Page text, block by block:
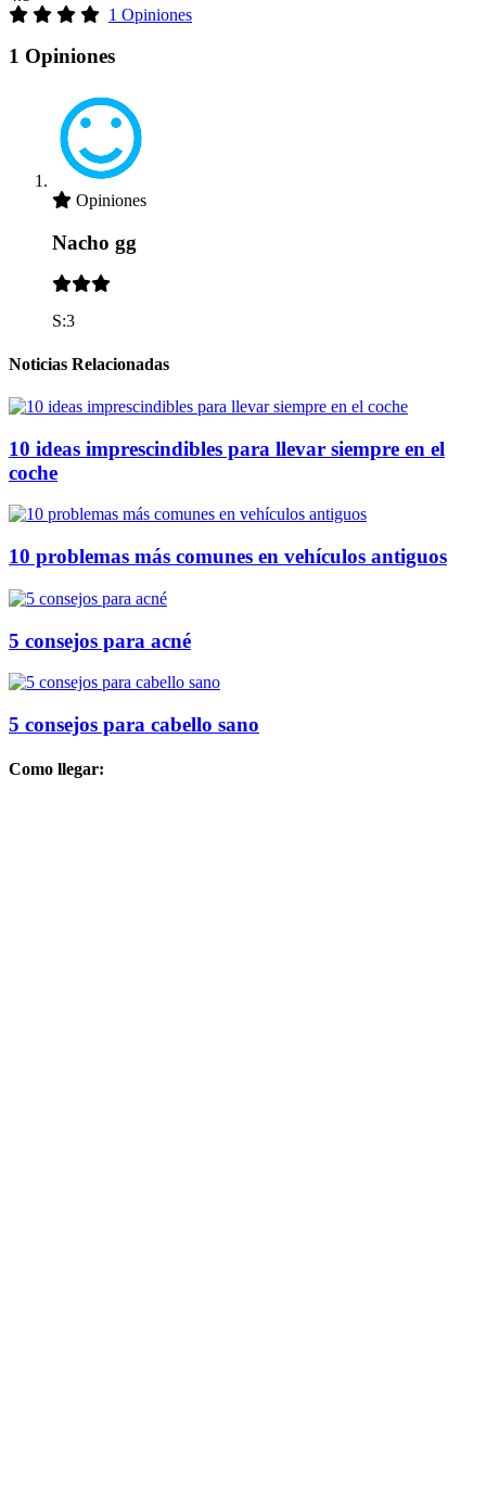
1 Opiniones
1 Opiniones
Opiniones
Nacho gg
S:3
Noticias Relacionadas
10 ideas imprescindibles para llevar siempre en el
coche
10 problemas más comunes en vehículos antiguos
5 consejos para acné
5 consejos para cabello sano
Como llegar: